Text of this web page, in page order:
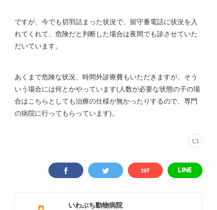
ですが、今でも切羽詰まった状況で、留守番電話に状況を入
れてくれて、危険だと判断した場合は夜間でも診させていた
だいています。
あくまで危険な状況、時間外診療費もいただきますが、そう
いう場合には何とかやっています(人数が必要な状態の子の場
合はこちらとしても治療の仕様が無かったりするので、専門
の病院に行ってもらっています)。
いわぶち動物病院